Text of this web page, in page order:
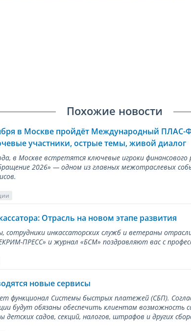
Похожие новости
в Москве пройдёт Международный
участники, острые темы, живой диалог
в Москве встретятся ключевые игроки
2026» — одном из главных межотраслевых
Отрасль на новом этапе развития
сотрудники инкассаторских служб и ветераны
ПРЕСС» и журнал «БСМ» поздравляют вас с
новые сервисы
функционал Системы быстрых платежей (СБП).
будут обязаны обеспечить клиентам возможность
садов, секций, налогов, штрафов и других